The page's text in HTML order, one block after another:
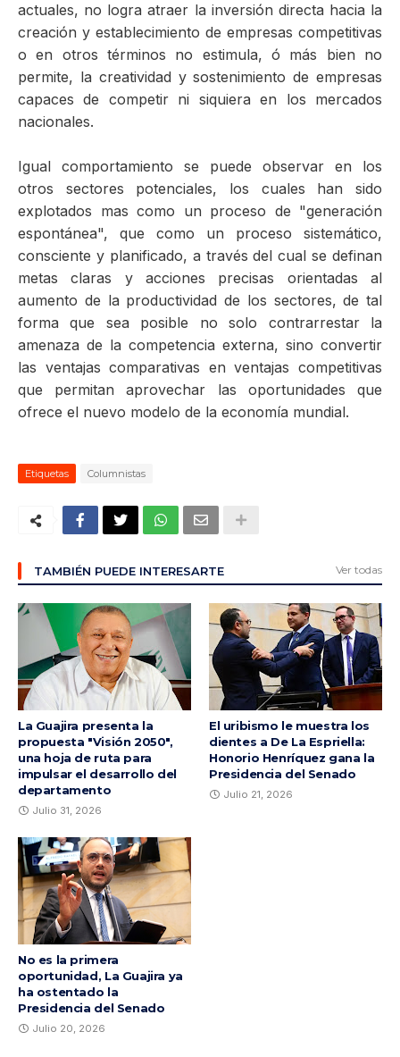
actuales, no logra atraer la inversión directa hacia la
creación y establecimiento de empresas competitivas
o en otros términos no estimula, ó más bien no
permite, la creatividad y sostenimiento de empresas
capaces de competir ni siquiera en los mercados
nacionales.
Igual comportamiento se puede observar en los
otros sectores potenciales, los cuales han sido
explotados mas como un proceso de "generación
espontánea", que como un proceso sistemático,
consciente y planificado, a través del cual se definan
metas claras y acciones precisas orientadas al
aumento de la productividad de los sectores, de tal
forma que sea posible no solo contrarrestar la
amenaza de la competencia externa, sino convertir
las ventajas comparativas en ventajas competitivas
que permitan aprovechar las oportunidades que
ofrece el nuevo modelo de la economía mundial.
Etiquetas Columnistas
TAMBIÉN PUEDE INTERESARTE Ver todas
La Guajira presenta la
propuesta "Visión 2050",
una hoja de ruta para
impulsar el desarrollo del
departamento
Julio 31, 2026
El uribismo le muestra los
dientes a De La Espriella:
Honorio Henríquez gana la
Presidencia del Senado
Julio 21, 2026
No es la primera
oportunidad, La Guajira ya
ha ostentado la
Presidencia del Senado
Julio 20, 2026